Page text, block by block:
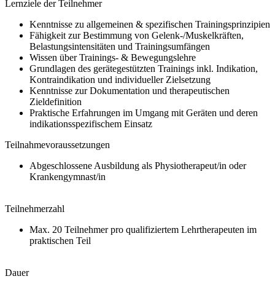
Lernziele der Teilnehmer
Kenntnisse zu allgemeinen & spezifischen Trainingsprinzipien
Fähigkeit zur Bestimmung von Gelenk-/Muskelkräften,
Belastungsintensitäten und Trainingsumfängen
Wissen über Trainings- & Bewegungslehre
Grundlagen des gerätegestützten Trainings inkl. Indikation,
Kontraindikation und individueller Zielsetzung
Kenntnisse zur Dokumentation und therapeutischen
Zieldefinition
Praktische Erfahrungen im Umgang mit Geräten und deren
indikationsspezifischem Einsatz
Teilnahmevoraussetzungen
Abgeschlossene Ausbildung als Physiotherapeut/in oder
Krankengymnast/in
Teilnehmerzahl
Max. 20 Teilnehmer pro qualifiziertem Lehrtherapeuten im
praktischen Teil
Dauer